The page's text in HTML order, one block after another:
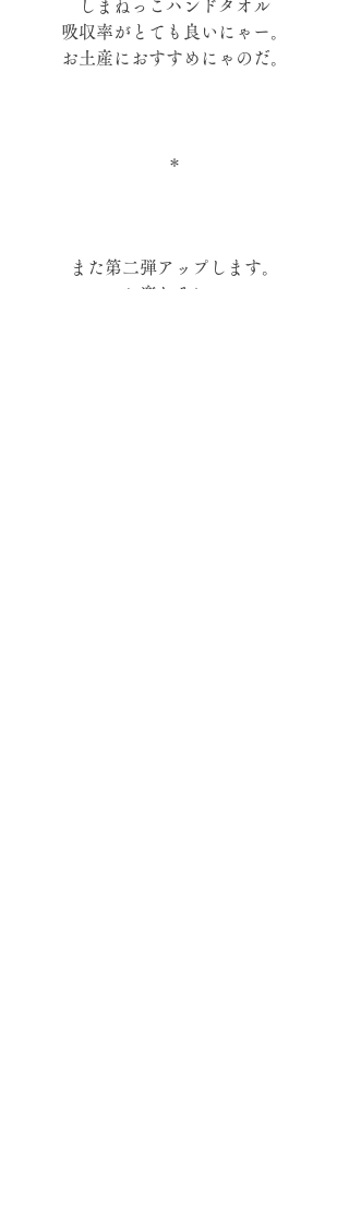
しまねっこハンドタオル
吸収率がとても良いにゃー。
お土産におすすめにゃのだ。
＊
また第二弾アップします。
お楽しみに♩